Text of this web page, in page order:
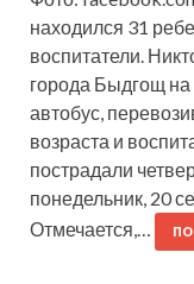
находился 31
воспитатели.
города Быдгощ на
автобус,
возраста и
пострадали
понедельник, 20
Отмечается,…